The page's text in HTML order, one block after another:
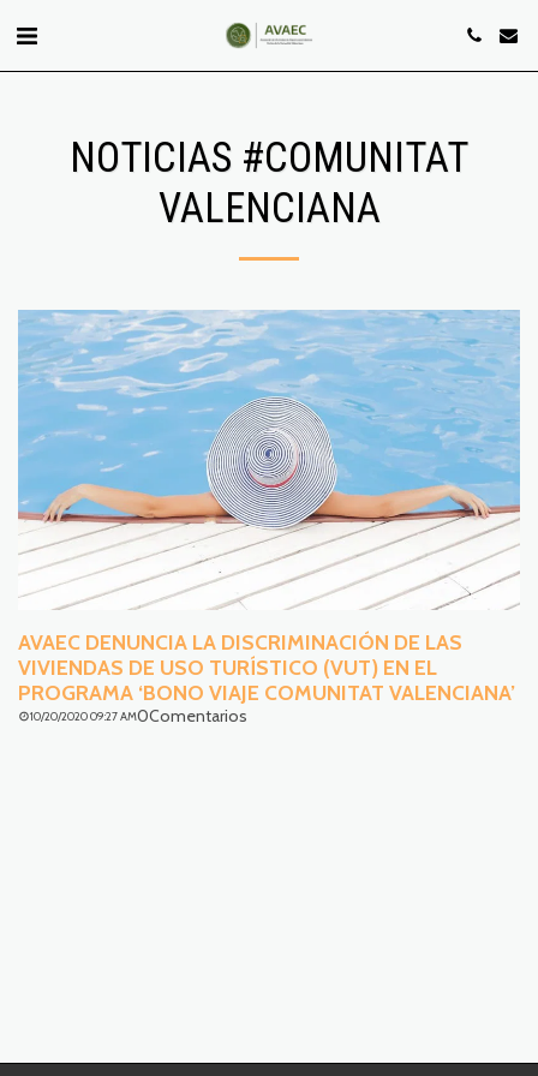
NOTICIAS #COMUNITAT
VALENCIANA
AVAEC DENUNCIA LA DISCRIMINACIÓN DE LAS
VIVIENDAS DE USO TURÍSTICO (VUT) EN EL
PROGRAMA ‘BONO VIAJE COMUNITAT VALENCIANA’
10/20/2020 09:27 AM0Comentarios